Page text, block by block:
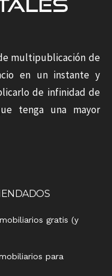
multipublicación de
en un instante y
de infinidad de
tenga una mayor
gratis (y
para